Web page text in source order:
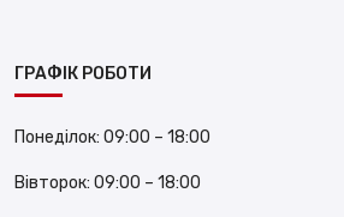
ГРАФІК РОБОТИ
Понеділок: 09:00 – 18:00
Вівторок: 09:00 – 18:00